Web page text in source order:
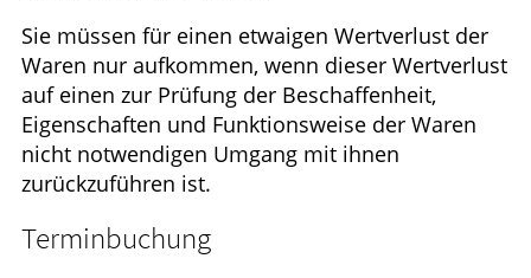
Sie müssen für einen etwaigen Wertverlust der
Waren nur aufkommen, wenn dieser Wertverlust
auf einen zur Prüfung der Beschaffenheit,
Eigenschaften und Funktionsweise der Waren
nicht notwendigen Umgang mit ihnen
zurückzuführen ist.
Terminbuchung